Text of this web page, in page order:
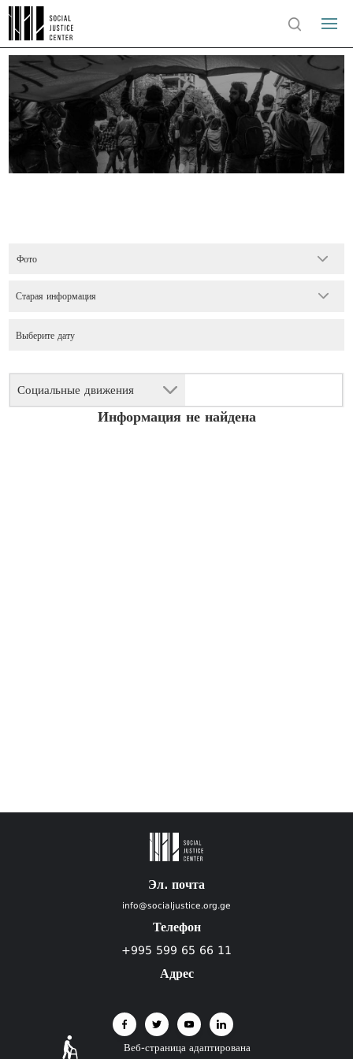
Фото
Социальные движения
Старая информация
Информация не найдена
Эл. почта
info@socialjustice.org.ge
Телефон
+995 599 65 66 11
Адрес
Веб-страница адаптирована